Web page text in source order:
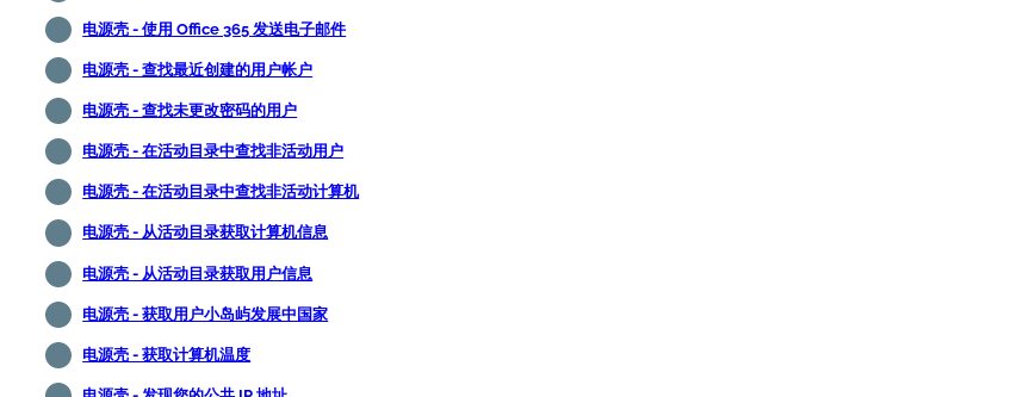
电源壳 - 使用 Office 365 发送电子邮件
电源壳 - 查找最近创建的用户帐户
电源壳 - 查找未更改密码的用户
电源壳 - 在活动目录中查找非活动用户
电源壳 - 在活动目录中查找非活动计算机
电源壳 - 从活动目录获取计算机信息
电源壳 - 从活动目录获取用户信息
电源壳 - 获取用户小岛屿发展中国家
电源壳 - 获取计算机温度